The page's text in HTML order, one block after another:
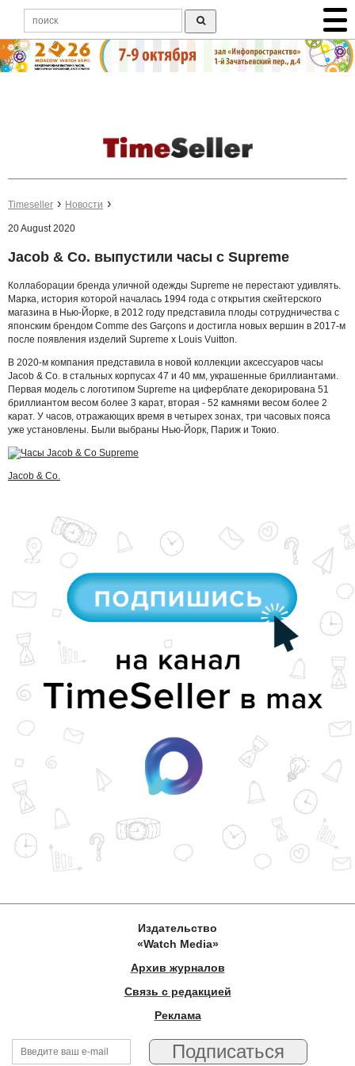
Timeseller Новости
20 August 2020
Jacob & Co. выпустили часы с Supreme
Коллаборации бренда уличной одежды Supreme не перестают удивлять.
Марка, история которой началась 1994 года с открытия скейтерского
магазина в Нью-Йорке, в 2012 году представила плоды сотрудничества с
японским брендом Comme des Garçons и достигла новых вершин в 2017-м
после появления изделий Supreme x Louis Vuitton.
В 2020-м компания представила в новой коллекции аксессуаров часы
Jacob & Co. в стальных корпусах 47 и 40 мм, украшенные бриллиантами.
Первая модель с логотипом Supreme на циферблате декорирована 51
бриллиантом весом более 3 карат, вторая - 52 камнями весом более 2
карат. У часов, отражающих время в четырех зонах, три часовых пояса
уже установлены. Были выбраны Нью-Йорк, Париж и Токио.
Jacob & Co.
Издательство
«Watch Media»
Архив журналов
Связь с редакцией
Реклама